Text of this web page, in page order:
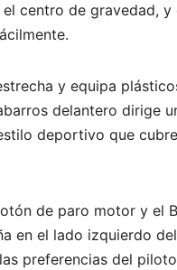
centro de gravedad,
y equipa
delantero dirige
deportivo que
de paro motor y el
en el lado izquierdo
preferencias del